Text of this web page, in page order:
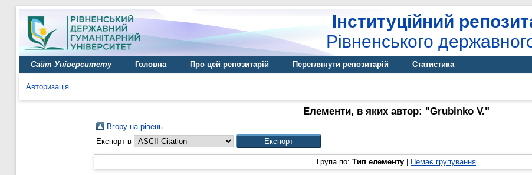
Інституційний
Рівненського
Сайт Університету Головна Про цей репозитарій Переглянути репозитарій Статистика
Авторизація
Елементи, в яких автор: "Grubinko V."
Вгору на рівень
Експорт в
Група по: Тип елементу Немає групування